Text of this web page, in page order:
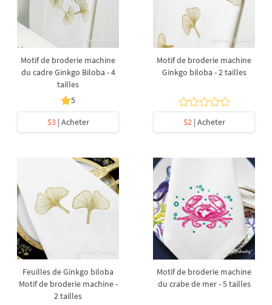
Motif de broderie machine
du cadre Ginkgo Biloba - 4
tailles
5
$3| Acheter
Motif de broderie machine
Ginkgo biloba - 2 tailles
$2| Acheter
Feuilles de Ginkgo biloba
Motif de broderie machine -
2 tailles
Motif de broderie machine
du crabe de mer - 5 tailles